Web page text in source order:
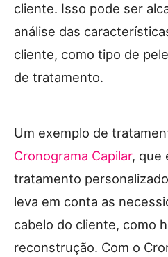
cliente. Isso pode ser
análise das
cliente, como tipo de
de tratamento.
Um exemplo de
Cronograma Capilar, que
tratamento
leva em conta as
cabelo do cliente, como
reconstrução. Com o